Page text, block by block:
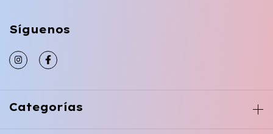
Síguenos
Categorías